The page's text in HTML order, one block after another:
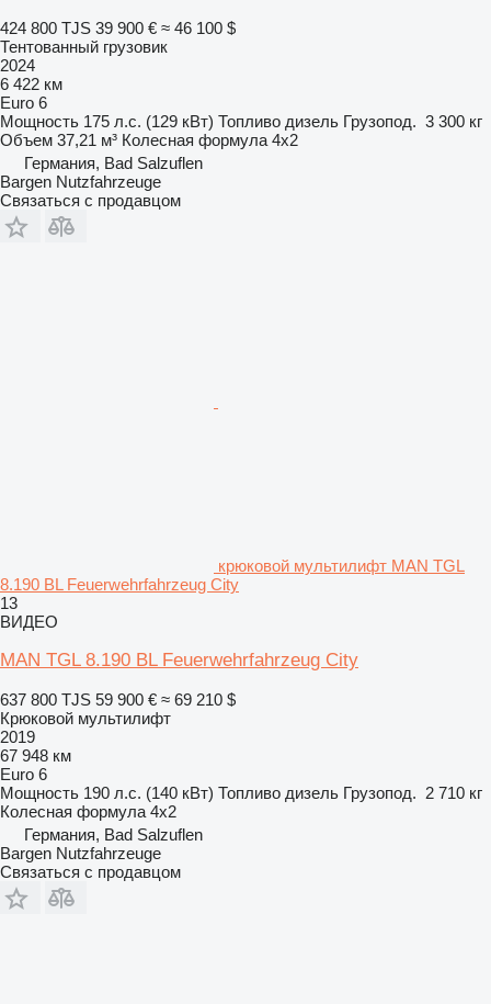
424 800 TJS 39 900 € ≈ 46 100 $
Тентованный грузовик
2024
6 422 км
Euro 6
Мощность 175 л.с. (129 кВт) Топливо дизель Грузопод. 3 300 кг
Объем 37,21 м³ Колесная формула 4x2
Германия, Bad Salzuflen
Bargen Nutzfahrzeuge
Связаться с продавцом
крюковой мультилифт MAN TGL
8.190 BL Feuerwehrfahrzeug City
13
ВИДЕО
MAN TGL 8.190 BL Feuerwehrfahrzeug City
637 800 TJS 59 900 € ≈ 69 210 $
Крюковой мультилифт
2019
67 948 км
Euro 6
Мощность 190 л.с. (140 кВт) Топливо дизель Грузопод. 2 710 кг
Колесная формула 4x2
Германия, Bad Salzuflen
Bargen Nutzfahrzeuge
Связаться с продавцом